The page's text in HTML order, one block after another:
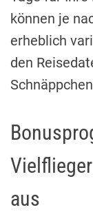
können je
erheblich
den
aus